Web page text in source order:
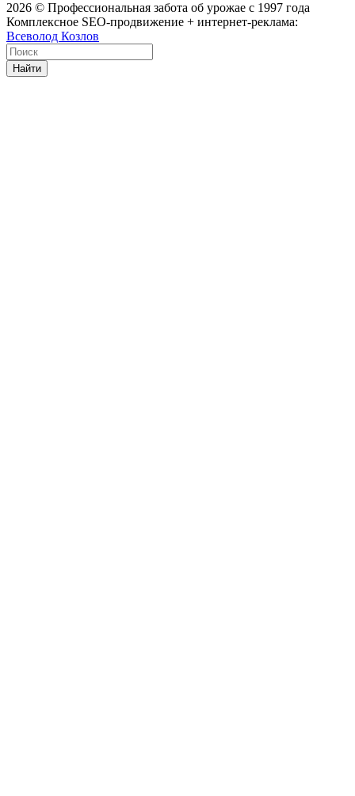
2026 © Профессиональная забота об урожае с 1997 года
Комплексное SEO-продвижение + интернет-реклама:
Всеволод Козлов
Найти